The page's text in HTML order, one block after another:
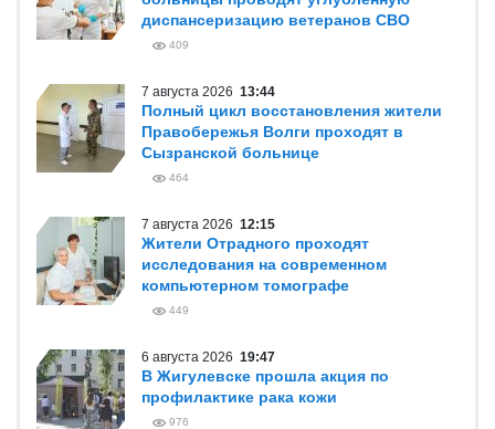
диспансеризацию ветеранов СВО
409
7 августа 2026 13:44
Полный цикл восстановления жители
Правобережья Волги проходят в
Сызранской больнице
464
7 августа 2026 12:15
Жители Отрадного проходят
исследования на современном
компьютерном томографе
449
6 августа 2026 19:47
В Жигулевске прошла акция по
профилактике рака кожи
976